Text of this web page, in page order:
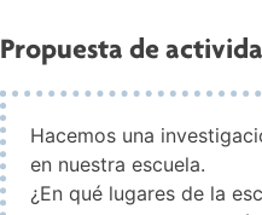
Propuesta de
Hacemos una
en nuestra escuela.
¿En qué lugares de la